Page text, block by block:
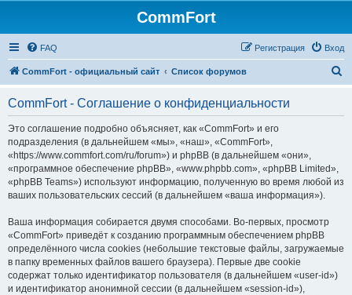
CommFort
FAQ Вход
Регистрация
CommFort - официальный сайт Список форумов
CommFort - Соглашение о конфиденциальности
Это соглашение подробно объясняет, как «CommFort» и его
подразделения (в дальнейшем «мы», «наш», «CommFort»,
«https://www.commfort.com/ru/forum») и phpBB (в дальнейшем «они»,
«программное обеспечение phpBB», «www.phpbb.com», «phpBB Limited»,
«phpBB Teams») используют информацию, полученную во время любой из
ваших пользовательских сессий (в дальнейшем «ваша информация»).
Ваша информация собирается двумя способами. Во-первых, просмотр
«CommFort» приведёт к созданию программным обеспечением phpBB
определённого числа cookies (небольшие текстовые файлы, загружаемые
в папку временных файлов вашего браузера). Первые две cookie
содержат только идентификатор пользователя (в дальнейшем «user-id»)
и идентификатор анонимной сессии (в дальнейшем «session-id»),